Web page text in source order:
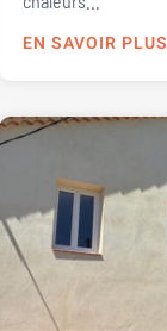
EN SAVOIR PLUS